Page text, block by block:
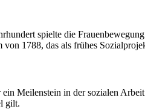
spielte die
von 1788, das als frühes
Meilenstein in der sozialen
gilt.